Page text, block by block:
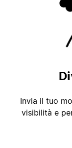
Invia il tuo
visibilità e